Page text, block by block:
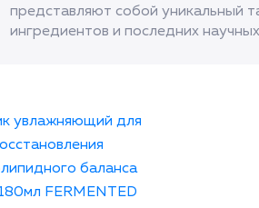
представляют собой уникальный
ингредиентов и последних